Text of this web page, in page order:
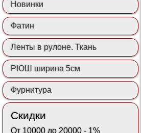
Новинки
Фатин
Ленты в рулоне. Ткань
РЮШ ширина 5см
Фурнитура
Скидки
От 10000 до 20000 - 1%